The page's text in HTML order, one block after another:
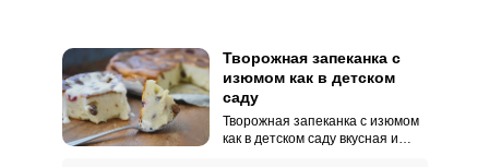
Творожная запеканка с
изюмом как в детском
саду
Творожная запеканка с изюмом
как в детском саду вкусная и